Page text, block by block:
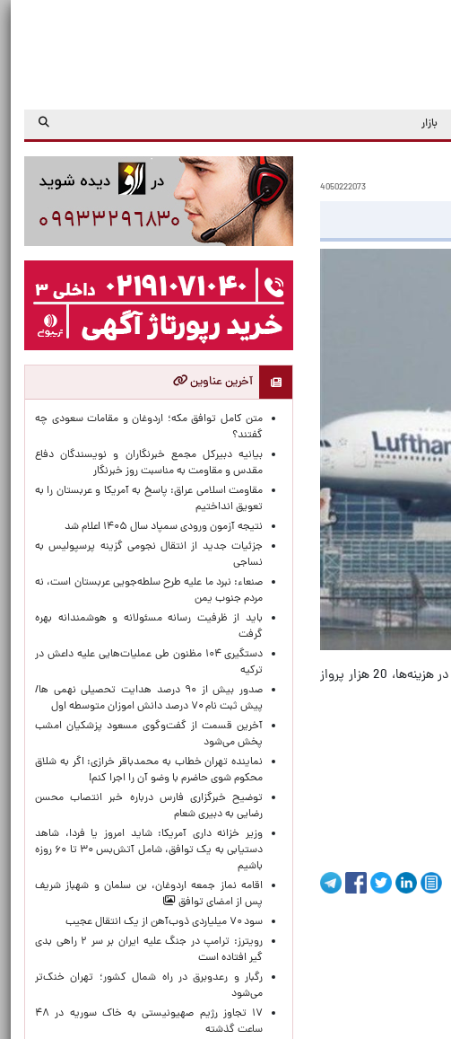
بازار
4050222073
به گزارش تسنیم،‌ گروه هواپیمایی لوفت‌هانزا اعلام کرده است که قصد دارد به عنوان بخشی از اقدامات صرفه‌جویی در هزینه‌ها، 20 هزار پرواز
آخرین عناوین
متن کامل توافق مکه؛ اردوغان و مقامات سعودی چه
گفتند؟
بیانیه دبیرکل مجمع خبرنگاران و نویسندگان دفاع
مقدس و مقاومت به مناسبت روز خبرنگار
مقاومت اسلامی عراق: پاسخ به آمریکا و عربستان را به
تعویق انداختیم
نتیجه آزمون ورودی سمپاد سال ۱۴۰۵ اعلام شد
جزئیات جدید از انتقال نجومی گزینه پرسپولیس به
نساجی
صنعاء: نبرد ما علیه طرح سلطه‌جویی عربستان است، نه
مردم جنوب یمن
باید از ظرفیت رسانه مسئولانه و هوشمندانه بهره
گرفت
دستگیری ۱۰۴ مظنون طی عملیات‌هایی علیه داعش در
ترکیه
صدور بیش از ۹۰ درصد هدایت تحصیلی نهمی ها/
پیش ثبت نام ۷۰ درصد دانش اموزان متوسطه اول
آخرین قسمت از گفت‌وگوی مسعود پزشکیان امشب
پخش می‌شود
نماینده تهران خطاب به محمدباقر خرازی: اگر به شلاق
محکوم شوی حاضرم با وضو آن را اجرا کنم!
توضیح خبرگزاری فارس درباره خبر انتصاب محسن
رضایی به دبیری شعام
وزیر خزانه داری آمریکا: شاید امروز یا فردا، شاهد
دستیابی به یک توافق، شامل آتش‌بس ۳۰ تا ۶۰ روزه
باشیم
اقامه نماز جمعه اردوغان، بن ‌سلمان و شهباز شریف
پس از امضای توافق
سود ۷۰ میلیاردی ذوب‌آهن از یک انتقال عجیب
رویترز: ترامپ در جنگ علیه ایران بر سر ۲ راهی بدی
گیر افتاده است
رگبار و رعدوبرق در راه شمال کشور؛ تهران خنک‌تر
می‌شود
۱۷ تجاوز رژیم صهیونیستی به خاک سوریه در ۴۸
ساعت گذشته